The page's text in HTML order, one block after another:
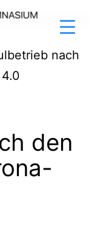
nach
den